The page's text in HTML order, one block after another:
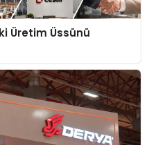
Üretim Üssünü